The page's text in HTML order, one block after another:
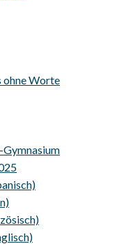
ohne Worte